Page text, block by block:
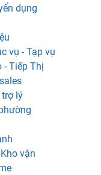
dụng
vụ - Tạp vụ
- Tiếp Thị
trợ lý
vận